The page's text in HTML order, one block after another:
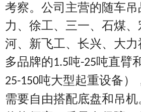
考察。公司主营的随车吊
力、徐工、三一、石煤
河、新飞工、长兴、大
多品牌的1.5吨-25吨直臂
25-150吨大型起重设备）
需要自由搭配底盘和吊机